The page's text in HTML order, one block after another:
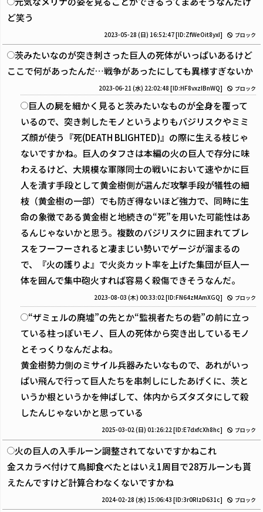
ど笑う
2023-05-28 (日) 16:52:47[ID:ZfWeOit8yxI] ブロック
茨みたいなのが突き刺さった巨人の死体がいっぱいあるけど
ここで何があったんだ…戦争があったにしても異様すぎないか
2023-06-21 (水) 22:02:48 [ID:HF8vxzIBnWQ] ブロック
巨人の屍を細かく見ると茨みたいなものが全身を覆って
いるので、突き刺したモノというよりもバジリスクやミミ
ズ顔が使う『死(DEATH BLIGHTED)』の際に生える枝じゃ
ないですかね。巨人のタフさは本編の火の巨人で存分に味
わえるけど、大規模な軍隊同士の戦いにおいて速やかに巨
人を潰す手段として黄金樹側が選んだ攻撃手段が犠牲の細
枝（黄金樹の一部）でも防ぎ得ないほど強力で、同時に生
命の象徴である黄金樹と地続きの“死”を用いた可能性はあ
るんじゃないかと思う。複数のバジリスクに囲まれてブレ
スをフーフーされると凄まじい勢いでゲージが溜まるの
で、『火の護りよ』で火炎カット率を上げた集団が巨人一
体を囲んで集中砲火すれば容易く殺傷できそうなんだ。
2023-08-03 (木) 00:33:02 [ID:FN64zMAmXGQ] ブロック
“ザミェルの廃墟”の先とか“監視者たちの砦”の前に立っ
ている柱っぽいモノ、巨人の死体から突き出しているモノ
とそっくりなんだよね。
黄金樹勢力側のミサイル兵器みたいなもので、あれがいっ
ぱい飛んで行って巨人たちを串刺しにしたあげくに、茨と
いうか根というかを伸ばして、体内からズタズタにして殺
したんじゃないかと思っている
2025-03-02 (日) 01:26:22[ID:E7dxfcXh8hc] ブロック
火の巨人の入手ルーン調整されてないですかねこれ
金スカラベ付けて鳥脚食べたとはいえ1周目で28万ルーンも貰
えたんですけど計算合わなくないですかね
2024-02-28 (水) 15:06:43 [ID:3r0RlzD631c] ブロック